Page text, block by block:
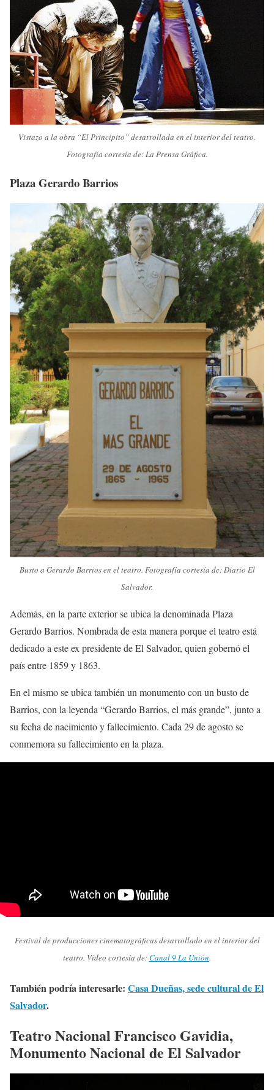
Vistazo a la obra “El Principito” desarrollada en el interior del teatro.
Fotografía cortesía de: La Prensa Gráfica.
Plaza Gerardo Barrios
Busto a Gerardo Barrios en el teatro. Fotografía cortesía de: Diario El
Salvador.
Además, en la parte exterior se ubica la denominada Plaza
Gerardo Barrios. Nombrada de esta manera porque el teatro está
dedicado a este ex presidente de El Salvador, quien gobernó el
país entre 1859 y 1863.
En el mismo se ubica también un monumento con un busto de
Barrios, con la leyenda “Gerardo Barrios, el más grande”, junto a
su fecha de nacimiento y fallecimiento. Cada 29 de agosto se
conmemora su fallecimiento en la plaza.
Festival de producciones cinematográficas desarrollado en el interior del
teatro. Vídeo cortesía de:Canal 9 La Unión.
También podría interesarle: Casa Dueñas, sede cultural de El
Salvador.
Teatro Nacional Francisco Gavidia,
Monumento Nacional de El Salvador